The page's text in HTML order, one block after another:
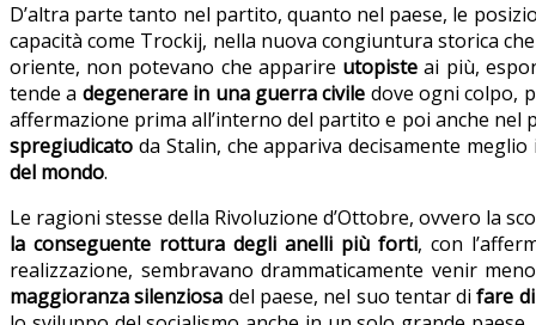
D’altra parte tanto nel partito, quanto nel paese, le
capacità come Trockij, nella nuova congiuntura storica
oriente, non potevano che apparire utopiste ai più,
tende a degenerare in una guerra civile dove ogni colpo,
affermazione prima all’interno del partito e poi anche
spregiudicato da Stalin, che appariva decisamente
del mondo.
Le ragioni stesse della Rivoluzione d’Ottobre, ovvero la
la conseguente rottura degli anelli più forti, con
realizzazione, sembravano drammaticamente venir
maggioranza silenziosa del paese, nel suo tentar difare